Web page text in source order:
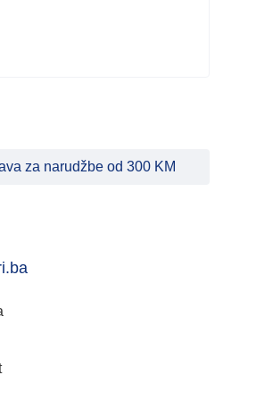
za narudžbe od 300 KM